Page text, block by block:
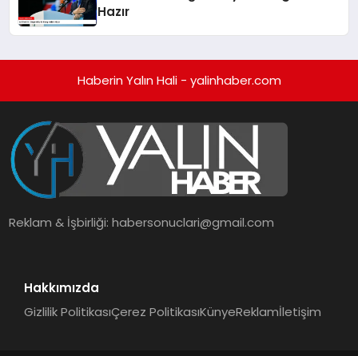
Hazır
Haberin Yalın Hali - yalinhaber.com
Reklam & İşbirliği:habersonuclari@gmail.com
Hakkımızda
Gizlilik PolitikasıÇerez PolitikasıKünyeReklamİletişim